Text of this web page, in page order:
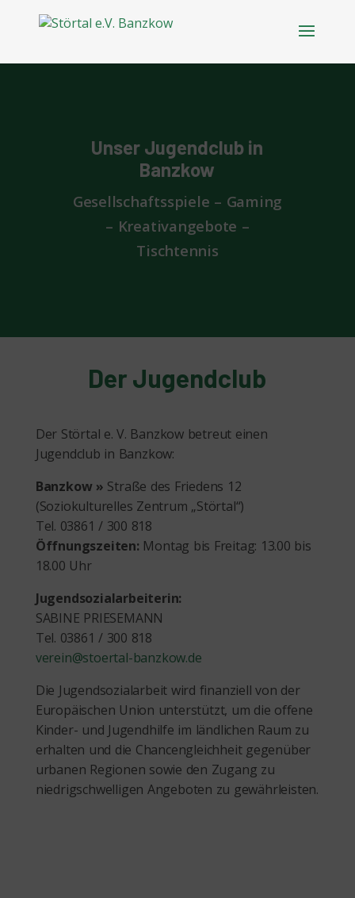
Unser Jugendclub in
Banzkow
Gesellschaftsspiele – Gaming
– Kreativangebote –
Tischtennis
Der Jugendclub
Der Störtal e. V. Banzkow betreut einen
Jugendclub in Banzkow:
Banzkow » Straße des Friedens 12
(Soziokulturelles Zentrum „Störtal“)
Tel. 03861 / 300 818
Öffnungszeiten: Montag bis Freitag: 13.00 bis
18.00 Uhr
Jugendsozialarbeiterin:
SABINE PRIESEMANN
Tel. 03861 / 300 818
verein@stoertal-banzkow.de
Die Jugendsozialarbeit wird finanziell von der
Europäischen Union unterstützt, um die offene
Kinder- und Jugendhilfe im ländlichen Raum zu
erhalten und die Chancengleichheit gegenüber
urbanen Regionen sowie den Zugang zu
niedrigschwelligen Angeboten zu gewährleisten.